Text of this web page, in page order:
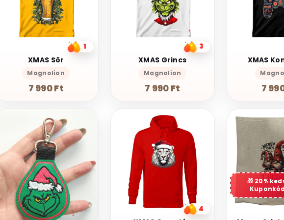
1
XMAS Sör
Magnolion
7 990 Ft
3
XMAS Grincs
Magnolion
7 990 Ft
XMAS
7
4
20%